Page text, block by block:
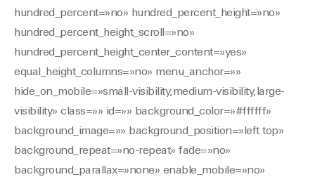
hundred_percent=»no» hundred_percent_height=»no»
hundred_percent_height_scroll=»no»
hundred_percent_height_center_content=»yes»
equal_height_columns=»no» menu_anchor=»»
hide_on_mobile=»small-visibility,medium-visibility,large-
visibility» class=»» id=»» background_color=»#ffffff»
background_image=»» background_position=»left top»
background_repeat=»no-repeat» fade=»no»
background_parallax=»none» enable_mobile=»no»